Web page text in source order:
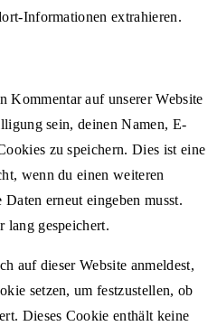
Informationen extrahieren.
Kommentar auf unserer Website
sein, deinen Namen, E-
zu speichern. Dies ist eine
wenn du einen weiteren
erneut eingeben musst.
lang gespeichert.
auf dieser Website anmeldest,
setzen, um festzustellen, ob
Dieses Cookie enthält keine